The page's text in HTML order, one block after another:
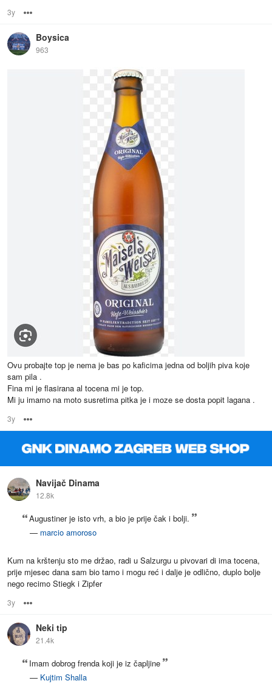
3y
Boysica
963
Ovu probajte top je nema je bas po kaficima jedna od boljih piva koje
sam pila .
Fina mi je flasirana al tocena mi je top.
Mi ju imamo na moto susretima pitka je i moze se dosta popit lagana .
3y
Navijač Dinama
12.8k
Augustiner je isto vrh, a bio je prije čak i bolji.
— marcio amoroso
Kum na krštenju sto me držao, radi u Salzurgu u pivovari di ima tocena,
prije mjesec dana sam bio tamo i mogu reć i dalje je odlično, duplo bolje
nego recimo Stiegk i Zipfer
3y
Neki tip
21.4k
Imam dobrog frenda koji je iz čapljine
— Kujtim Shalla